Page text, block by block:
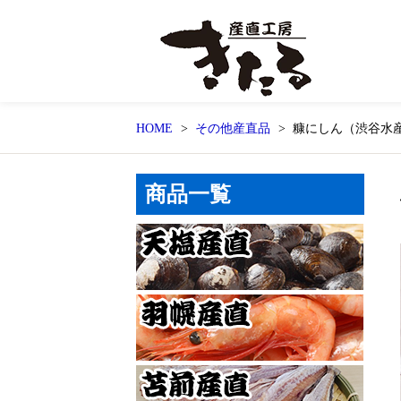
HOME その他産直品 糠にしん（渋谷水
商品一覧